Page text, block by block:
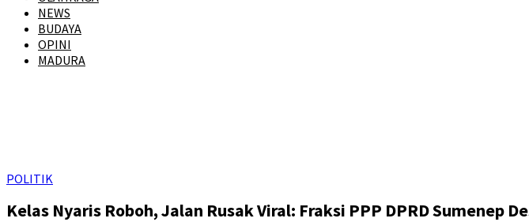
NEWS
BUDAYA
OPINI
MADURA
POLITIK
Kelas Nyaris Roboh, Jalan Rusak Viral: Fraksi PPP DPRD Sumenep